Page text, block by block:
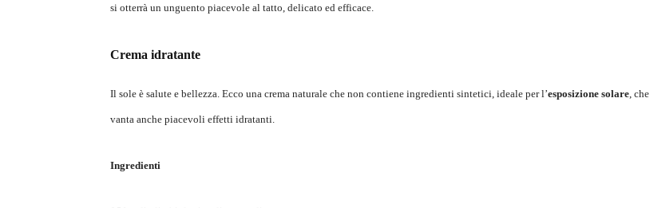
si otterrà un unguento piacevole al tatto, delicato ed efficace.
Crema idratante
Il sole è salute e bellezza. Ecco una crema naturale che non contiene ingredienti sintetici, ideale per l’esposizione solare, che
vanta anche piacevoli effetti idratanti.
Ingredienti